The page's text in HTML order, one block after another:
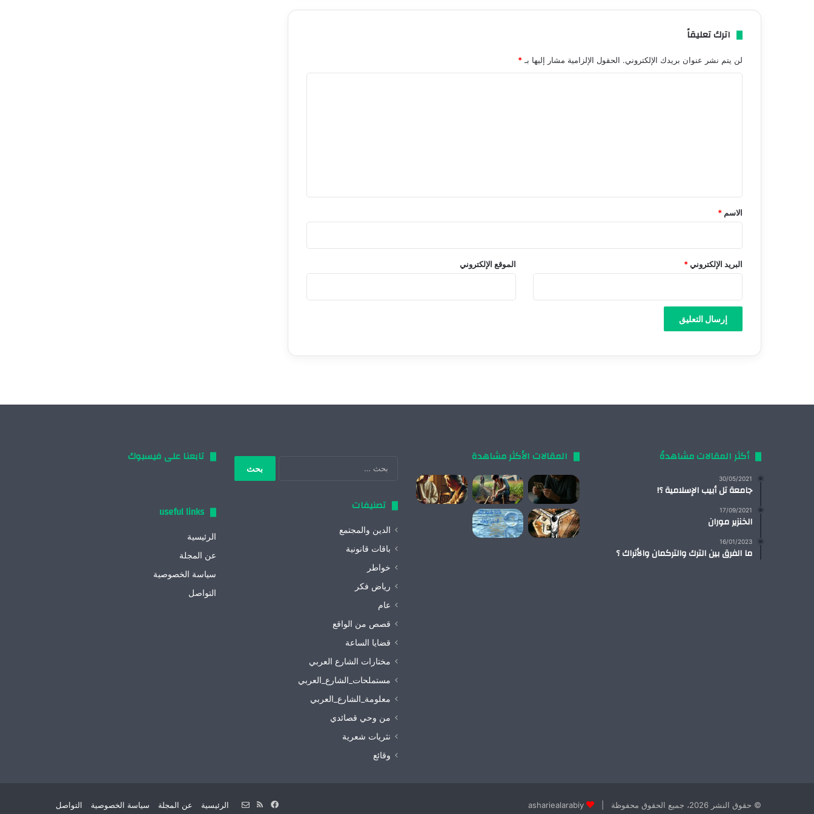
اترك تعليقاً
لن يتم نشر عنوان بريدك الإلكتروني. الحقول الإلزامية مشار إليها بـ *
*
الاسم *
البريد الإلكتروني* الموقع الإلكتروني
أكثر المقالات مشاهدةً
30/05/2021
جامعة تل أبيب الإسلامية ؟!
17/09/2021
الخنزير موران
16/01/2023
ما الفرق بين الترك والتركمان والأتراك ؟
المقالات الأكثر مشاهدة
تصنيفات
الدين والمجتمع
باقات قانونية
خواطر
رياض فكر
عام
قصص من الواقع
قضايا الساعة
مختارات الشارع العربي
مستملحات_الشارع_العربي
معلومة_الشارع_العربي
من وحي قصائدي
نثريات شعرية
وقائع
تابعنا على فيسبوك
useful links
الرئيسية
عن المجلة
سياسة الخصوصية
التواصل
© حقوق النشر 2026، جميع الحقوق محفوظة | الرئيسية عن المجلة سياسة الخصوصية التواصل فيسبوك
ملخصEmail